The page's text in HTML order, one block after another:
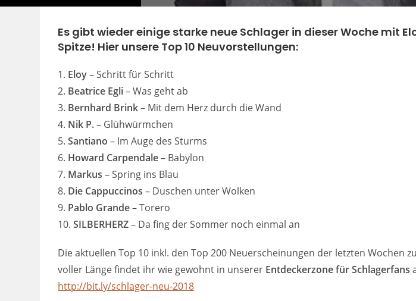
Es gibt wieder einige starke neue Schlager in dieser Woche mit
Spitze! Hier unsere Top 10 Neuvorstellungen:
1. Eloy– Schritt für Schritt
2. Beatrice Egli– Was geht ab
3. Bernhard Brink– Mit dem Herz durch die Wand
4. Nik P.– Glühwürmchen
5.Santiano – Im Auge des Sturms
6. Howard Carpendale– Babylon
7. Markus – Spring ins Blau
8. Die Cappuccinos – Duschen unter Wolken
9. Pablo Grande– Torero
10.SILBERHERZ– Da fing der Sommer noch einmal an
Die aktuellen Top 10 inkl. den Top 200 Neuerscheinungen der letzten Wochen
voller Länge findet ihr wie gewohnt in unserer Entdeckerzone für Schlagerfans
http://bit.ly/schlager-neu-2018